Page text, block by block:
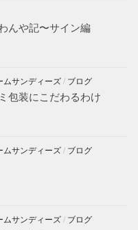
んや記〜サイン編
ムサンディーズ / ブログ
包装にこだわるわけ
ムサンディーズ / ブログ
ムサンディーズ / ブログ